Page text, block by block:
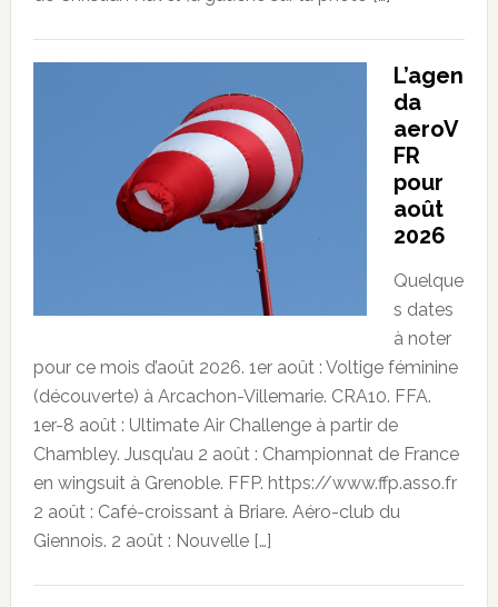
L’agen
da
aeroV
FR
pour
août
2026
Quelque
s dates
à noter
pour ce mois d’août 2026. 1er août : Voltige féminine
(découverte) à Arcachon-Villemarie. CRA10. FFA.
1er-8 août : Ultimate Air Challenge à partir de
Chambley. Jusqu’au 2 août : Championnat de France
en wingsuit à Grenoble. FFP. https://www.ffp.asso.fr
2 août : Café-croissant à Briare. Aéro-club du
Giennois. 2 août : Nouvelle […]